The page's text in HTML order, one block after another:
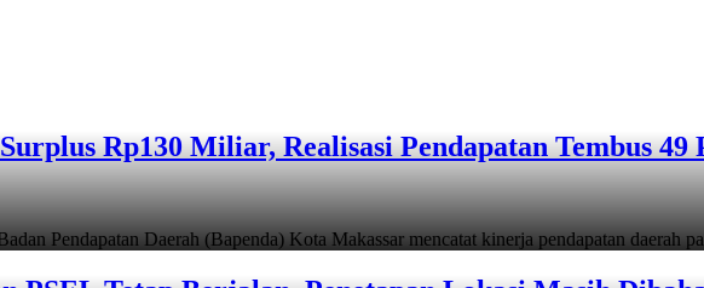
Rp130 Miliar, Realisasi Pendapatan Tembus 49
Pendapatan Daerah (Bapenda) Kota Makassar mencatat kinerja pendapatan daerah